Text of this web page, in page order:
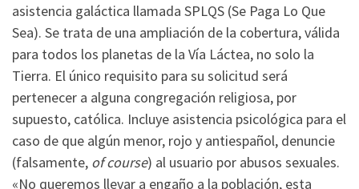
asistencia galáctica llamada SPLQS (Se Paga Lo Que
Sea). Se trata de una ampliación de la cobertura, válida
para todos los planetas de la Vía Láctea, no solo la
Tierra. El único requisito para su solicitud será
pertenecer a alguna congregación religiosa, por
supuesto, católica. Incluye asistencia psicológica para el
caso de que algún menor, rojo y antiespañol, denuncie
(falsamente, of course) al usuario por abusos sexuales.
«No queremos llevar a engaño a la población, esta